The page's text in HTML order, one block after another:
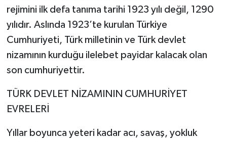
rejimini ilk defa tanıma tarihi 1923 yılı değil, 1290
yılıdır. Aslında 1923’te kurulan Türkiye
Cumhuriyeti, Türk milletinin ve Türk devlet
nizamının kurduğu ilelebet payidar kalacak olan
son cumhuriyettir.
TÜRK DEVLET NİZAMININ CUMHURİYET
EVRELERİ
Yıllar boyunca yeteri kadar acı, savaş, yokluk